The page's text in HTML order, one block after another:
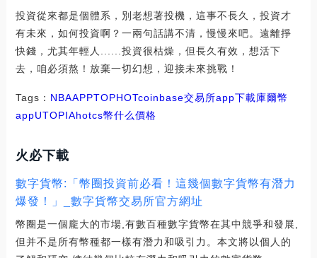
投資從來都是個體系，別老想著投機，這事不長久，投資才
有未來，如何投資啊？一兩句話講不清，慢慢來吧。遠離掙
快錢，尤其年輕人......投資很枯燥，但長久有效，想活下
去，咱必須熬！放棄一切幻想，迎接未來挑戰！
Tags： NBAAPPTOPHOTcoinbase交易所app下載庫爾幣
appUTOPIAhotcs幣什么價格
火必下載
數字貨幣:「幣圈投資前必看！這幾個數字貨幣有潛力
爆發！」_數字貨幣交易所官方網址
幣圈是一個龐大的市場,有數百種數字貨幣在其中競爭和發展,
但并不是所有幣種都一樣有潛力和吸引力。本文將以個人的